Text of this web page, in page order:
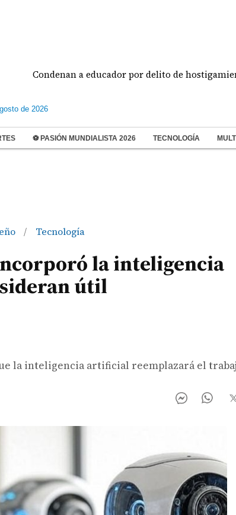
Condenan a educador por delito de hostigamiento
de 2026
⚽ PASIÓN MUNDIALISTA 2026 TECNOLOGÍA
/ Tecnología
la inteligencia
útil
la inteligencia artificial reemplazará el